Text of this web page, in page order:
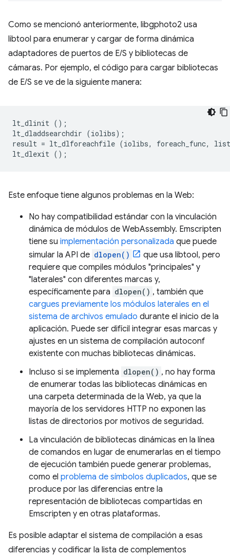
Como se mencionó anteriormente, libgphoto2 usa
libtool para enumerar y cargar de forma dinámica
adaptadores de puertos de E/S y bibliotecas de
cámaras. Por ejemplo, el código para cargar bibliotecas
de E/S se ve de la siguiente manera:
lt_dlinit ();
lt_dladdsearchdir (iolibs);
result = lt_dlforeachfile (iolibs, foreach_func,
list
lt_dlexit ();
Este enfoque tiene algunos problemas en la Web:
No hay compatibilidad estándar con la vinculación
dinámica de módulos de WebAssembly. Emscripten
tiene su implementación personalizada que puede
simular la API de dlopen()
que usa libtool, pero
requiere que compiles módulos "principales" y
"laterales" con diferentes marcas y,
específicamente para dlopen() , también que
cargues previamente los módulos laterales en el
sistema de archivos emulado durante el inicio de la
aplicación. Puede ser difícil integrar esas marcas y
ajustes en un sistema de compilación autoconf
existente con muchas bibliotecas dinámicas.
Incluso si se implementa dlopen() , no hay forma
de enumerar todas las bibliotecas dinámicas en
una carpeta determinada de la Web, ya que la
mayoría de los servidores HTTP no exponen las
listas de directorios por motivos de seguridad.
La vinculación de bibliotecas dinámicas en la línea
de comandos en lugar de enumerarlas en el tiempo
de ejecución también puede generar problemas,
como el problema de símbolos duplicados, que se
produce por las diferencias entre la
representación de bibliotecas compartidas en
Emscripten y en otras plataformas.
Es posible adaptar el sistema de compilación a esas
diferencias y codificar la lista de complementos